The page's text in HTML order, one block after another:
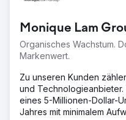
Monique Lam
Organisches Wachstum.
Markenwert.
Zu unseren Kunden
und
eines 5-Millionen-Dollar-
Jahres mit minimalem